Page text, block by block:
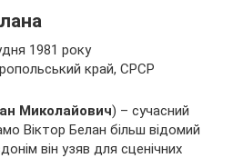
1981 року
край, СРСР
Миколайович) – сучасний
Віктор Белан більш відомий
він узяв для сценічних